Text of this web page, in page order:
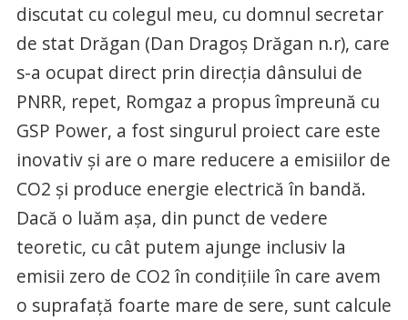
discutat cu colegul meu, cu domnul secretar
de stat Drăgan (Dan Dragoş Drăgan n.r), care
s-a ocupat direct prin direcţia dânsului de
PNRR, repet, Romgaz a propus împreună cu
GSP Power, a fost singurul proiect care este
inovativ şi are o mare reducere a emisiilor de
CO2 şi produce energie electrică în bandă.
Dacă o luăm aşa, din punct de vedere
teoretic, cu cât putem ajunge inclusiv la
emisii zero de CO2 în condiţiile în care avem
o suprafaţă foarte mare de sere, sunt calcule